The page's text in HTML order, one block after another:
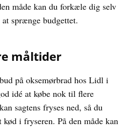
måde kan du forkæle dig selv
sprænge budgettet.
måltider
på oksemørbrad hos Lidl i
idé at købe nok til flere
sagtens fryses ned, så du
i fryseren. På den måde kan